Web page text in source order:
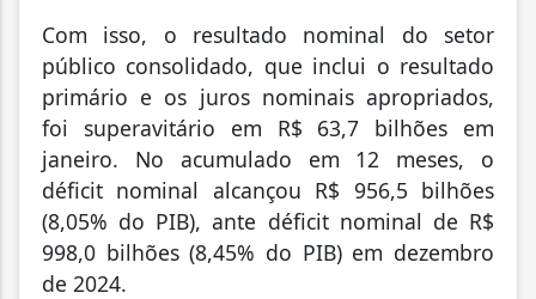
Com isso, o resultado nominal do setor
público consolidado, que inclui o resultado
primário e os juros nominais apropriados,
foi superavitário em R$ 63,7 bilhões em
janeiro. No acumulado em 12 meses, o
déficit nominal alcançou R$ 956,5 bilhões
(8,05% do PIB), ante déficit nominal de R$
998,0 bilhões (8,45% do PIB) em dezembro
de 2024.